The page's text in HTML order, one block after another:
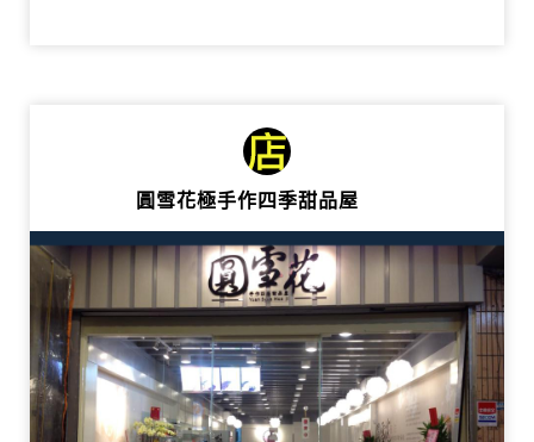
圓雪花極手作四季甜品屋